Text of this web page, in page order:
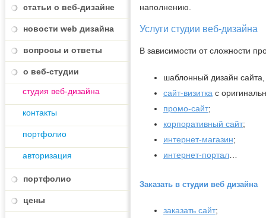
статьи о веб-дизайне
новости web дизайна
вопросы и ответы
о веб-студии
студия веб-дизайна
контакты
портфолио
авторизация
портфолио
цены
наполнению.
Услуги студии веб-дизайна
В зависимости от сложности
шаблонный дизайн
сайт-визитка с
промо-сайт;
корпоративный сайт;
интернет-магазин;
интернет-портал
Заказать в студии веб дизайна
заказать сайт;